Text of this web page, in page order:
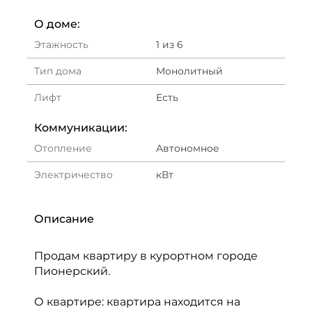
О доме:
Этажность 1 из 6
Тип дома Монолитный
Лифт Есть
Коммуникации:
Отопление Автономное
Электричество кВт
Описание
Продам квартиру в курортном городе
Пионерский.
О квартире: квартира находится на